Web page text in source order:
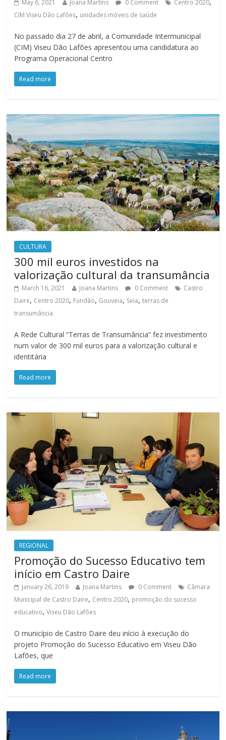
May 6, 2021 Joana Martins 0 Comment Centro 2020
CIM Viseu Dão Lafões, unidades móveis de saúde
No passado dia 27 de abril, a Comunidade Intermunicipal
(CIM) Viseu Dão Lafões apresentou uma candidatura ao
Programa Operacional Centro
Read more
CULTURA
300 mil euros investidos na
valorização cultural da transumância
March 16, 2021 Joana Martins 0 Comment
Castro
Daire, Centro 2020, Fundão, Gouveia, Seia,terras de
transumância
A Rede Cultural “Terras de Transumância” fez investimento
num valor de 300 mil euros para a valorização cultural e
identitária
Read more
REGIONAL
Promoção do Sucesso Educativo tem
início em Castro Daire
January 26, 2019 Joana Martins 0 Comment
Câmara
Municipal de Castro Daire, Centro 2020, promoção do sucesso
educativo,Viseu Dão Lafões
O município de Castro Daire deu início à execução do
projeto Promoção do Sucesso Educativo em Viseu Dão
Lafões, que
Read more